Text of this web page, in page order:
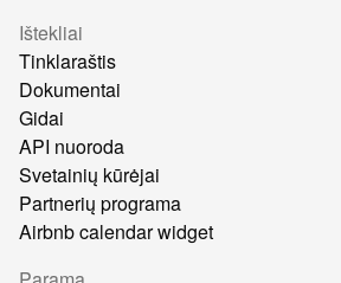
Ištekliai
Tinklaraštis
Dokumentai
Gidai
API nuoroda
Svetainių kūrėjai
Partnerių programa
Airbnb calendar widget